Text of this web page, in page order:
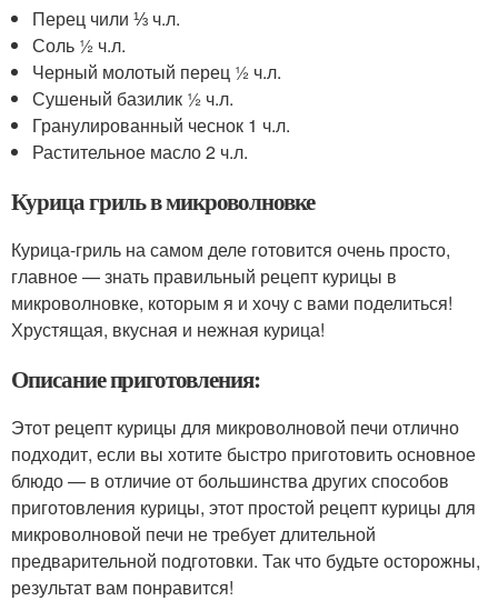
Перец чили ⅓ ч.л.
Соль ½ ч.л.
Черный молотый перец ½ ч.л.
Сушеный базилик ½ ч.л.
Гранулированный чеснок 1 ч.л.
Растительное масло 2 ч.л.
Курица гриль в микроволновке
Курица-гриль на самом деле готовится очень просто,
главное — знать правильный рецепт курицы в
микроволновке, которым я и хочу с вами поделиться!
Хрустящая, вкусная и нежная курица!
Описание приготовления:
Этот рецепт курицы для микроволновой печи отлично
подходит, если вы хотите быстро приготовить основное
блюдо — в отличие от большинства других способов
приготовления курицы, этот простой рецепт курицы для
микроволновой печи не требует длительной
предварительной подготовки. Так что будьте осторожны,
результат вам понравится!